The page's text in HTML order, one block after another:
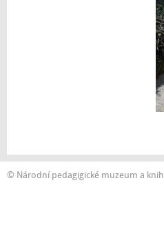
© Národní pedagigické muzeum a